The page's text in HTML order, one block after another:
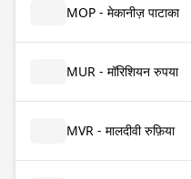
MOP - मेकानीज़ पाटाका
MUR - मॉरिशियन रुपया
MVR - मालदीवी रुफ़िया